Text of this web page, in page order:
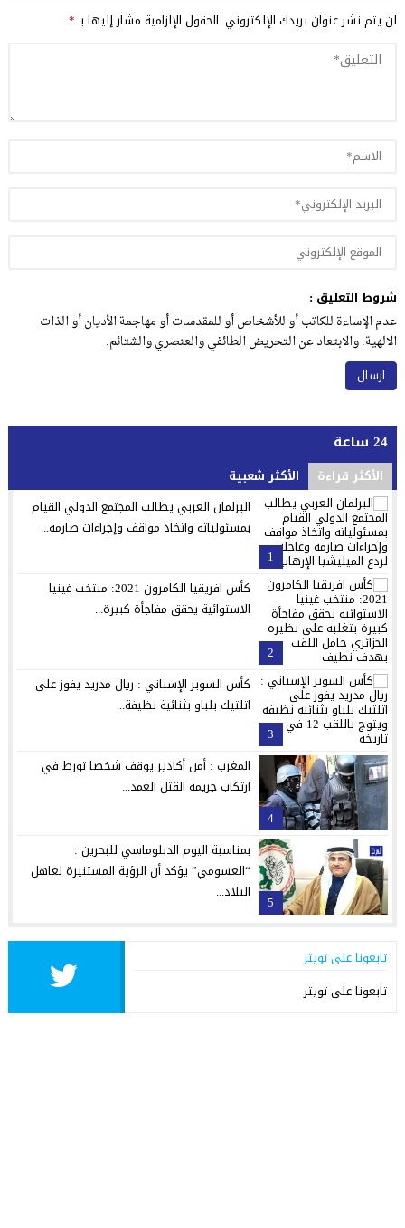
لن يتم نشر عنوان بريدك الإلكتروني. الحقول الإلزامية مشار إليها بـ*
شروط التعليق :
عدم الإساءة للكاتب أو للأشخاص أو للمقدسات أو مهاجمة الأديان أو الذات
الالهية. والابتعاد عن التحريض الطائفي والعنصري والشتائم.
24 ساعة
الأكثر قراءة الأكثر شعبية
1
البرلمان العربي يطالب المجتمع الدولي القيام
بمسئولياته واتخاذ مواقف وإجراءات صارمة...
2
كأس افريقيا الكامرون 2021: منتخب غينيا
الاستوائية يحقق مفاجأة كبيرة...
3
كأس السوبر الإسباني : ريال مدريد يفوز على
اتلتيك بلباو بثنائية نظيفة...
4
المغرب : أمن أكادير يوقف شخصا تورط في
ارتكاب جريمة القتل العمد...
5
بمناسبة اليوم الدبلوماسي للبحرين :
“العسومي” يؤكد أن الرؤية المستنيرة لعاهل
البلاد...
تابعونا على تويتر
تابعونا على تويتر